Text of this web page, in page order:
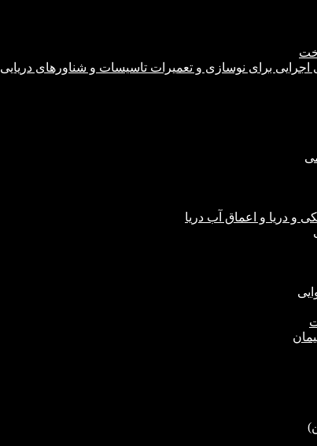
اجرایی برای نوسازی و تعمیرات تاسیسات و شناورهای دریایی
دریا و اعماق آب دریا